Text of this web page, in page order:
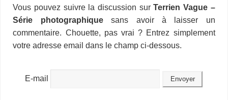
o
o
k
d
I
n
r
d
s
k
y
r
e
s
c
e
e
r
A
p
p
e
r
n
g
e
M
a
i
l
P
r
e
s
a
g
e
r
Vous pouvez suivre la discussion surTerrien Vague –
Série photographiquesans avoir à laisser un
commentaire. Chouette, pas vrai ? Entrez simplement
votre adresse email dans le champ ci-dessous.
E-mail